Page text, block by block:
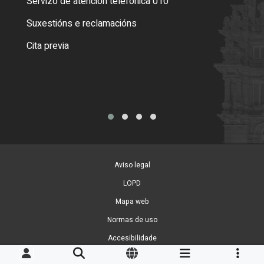
Suxestións e reclamacións
Cita previa
Aviso legal
LOPD
Mapa web
Normas de uso
Accesibilidade
Xestión de cookies